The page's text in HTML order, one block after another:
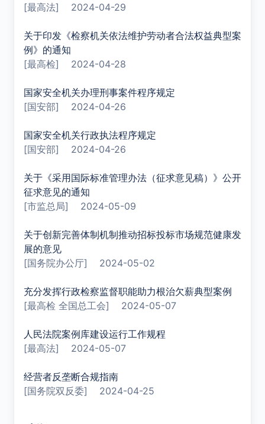
[最高法] 2024-04-29
关于印发《检察机关依法维护劳动者合法权益典型案
例》的通知
[最高检] 2024-04-28
国家安全机关办理刑事案件程序规定
[国安部] 2024-04-26
国家安全机关行政执法程序规定
[国安部] 2024-04-26
关于《采用国际标准管理办法（征求意见稿）》公开
征求意见的通知
[市监总局] 2024-05-09
关于创新完善体制机制推动招标投标市场规范健康发
展的意见
[国务院办公厅] 2024-05-02
充分发挥行政检察监督职能助力根治欠薪典型案例
[最高检 全国总工会] 2024-05-07
人民法院案例库建设运行工作规程
[最高法] 2024-05-07
经营者反垄断合规指南
[国务院双反委] 2024-04-25